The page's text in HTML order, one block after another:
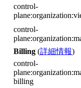
control-
control-
Billing (詳細情報)
control-
billing